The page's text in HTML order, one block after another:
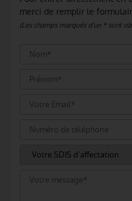
merci de remplir le
(Les champs marqués d'un * sont